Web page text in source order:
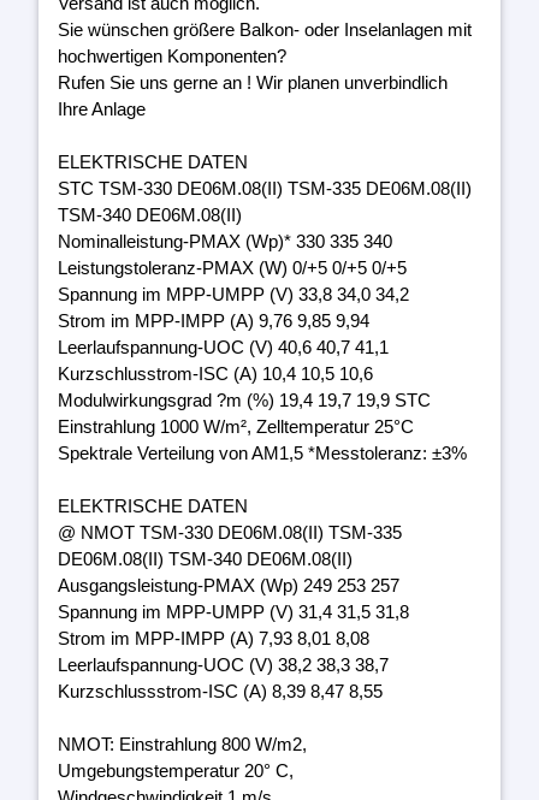
Sie wünschen größere Balkon- oder Inselanlagen mit
hochwertigen Komponenten?
Rufen Sie uns gerne an ! Wir planen unverbindlich
Ihre Anlage
ELEKTRISCHE DATEN
STC TSM-330 DE06M.08(II) TSM-335 DE06M.08(II)
TSM-340 DE06M.08(II)
Nominalleistung-PMAX (Wp)* 330 335 340
Leistungstoleranz-PMAX (W) 0/+5 0/+5 0/+5
Spannung im MPP-UMPP (V) 33,8 34,0 34,2
Strom im MPP-IMPP (A) 9,76 9,85 9,94
Leerlaufspannung-UOC (V) 40,6 40,7 41,1
Kurzschlusstrom-ISC (A) 10,4 10,5 10,6
Modulwirkungsgrad ?m (%) 19,4 19,7 19,9 STC
Einstrahlung 1000 W/m², Zelltemperatur 25°C
Spektrale Verteilung von AM1,5 *Messtoleranz: ±3%
ELEKTRISCHE DATEN
@ NMOT TSM-330 DE06M.08(II) TSM-335
DE06M.08(II) TSM-340 DE06M.08(II)
Ausgangsleistung-PMAX (Wp) 249 253 257
Spannung im MPP-UMPP (V) 31,4 31,5 31,8
Strom im MPP-IMPP (A) 7,93 8,01 8,08
Leerlaufspannung-UOC (V) 38,2 38,3 38,7
Kurzschlussstrom-ISC (A) 8,39 8,47 8,55
NMOT: Einstrahlung 800 W/m2,
Umgebungstemperatur 20° C,